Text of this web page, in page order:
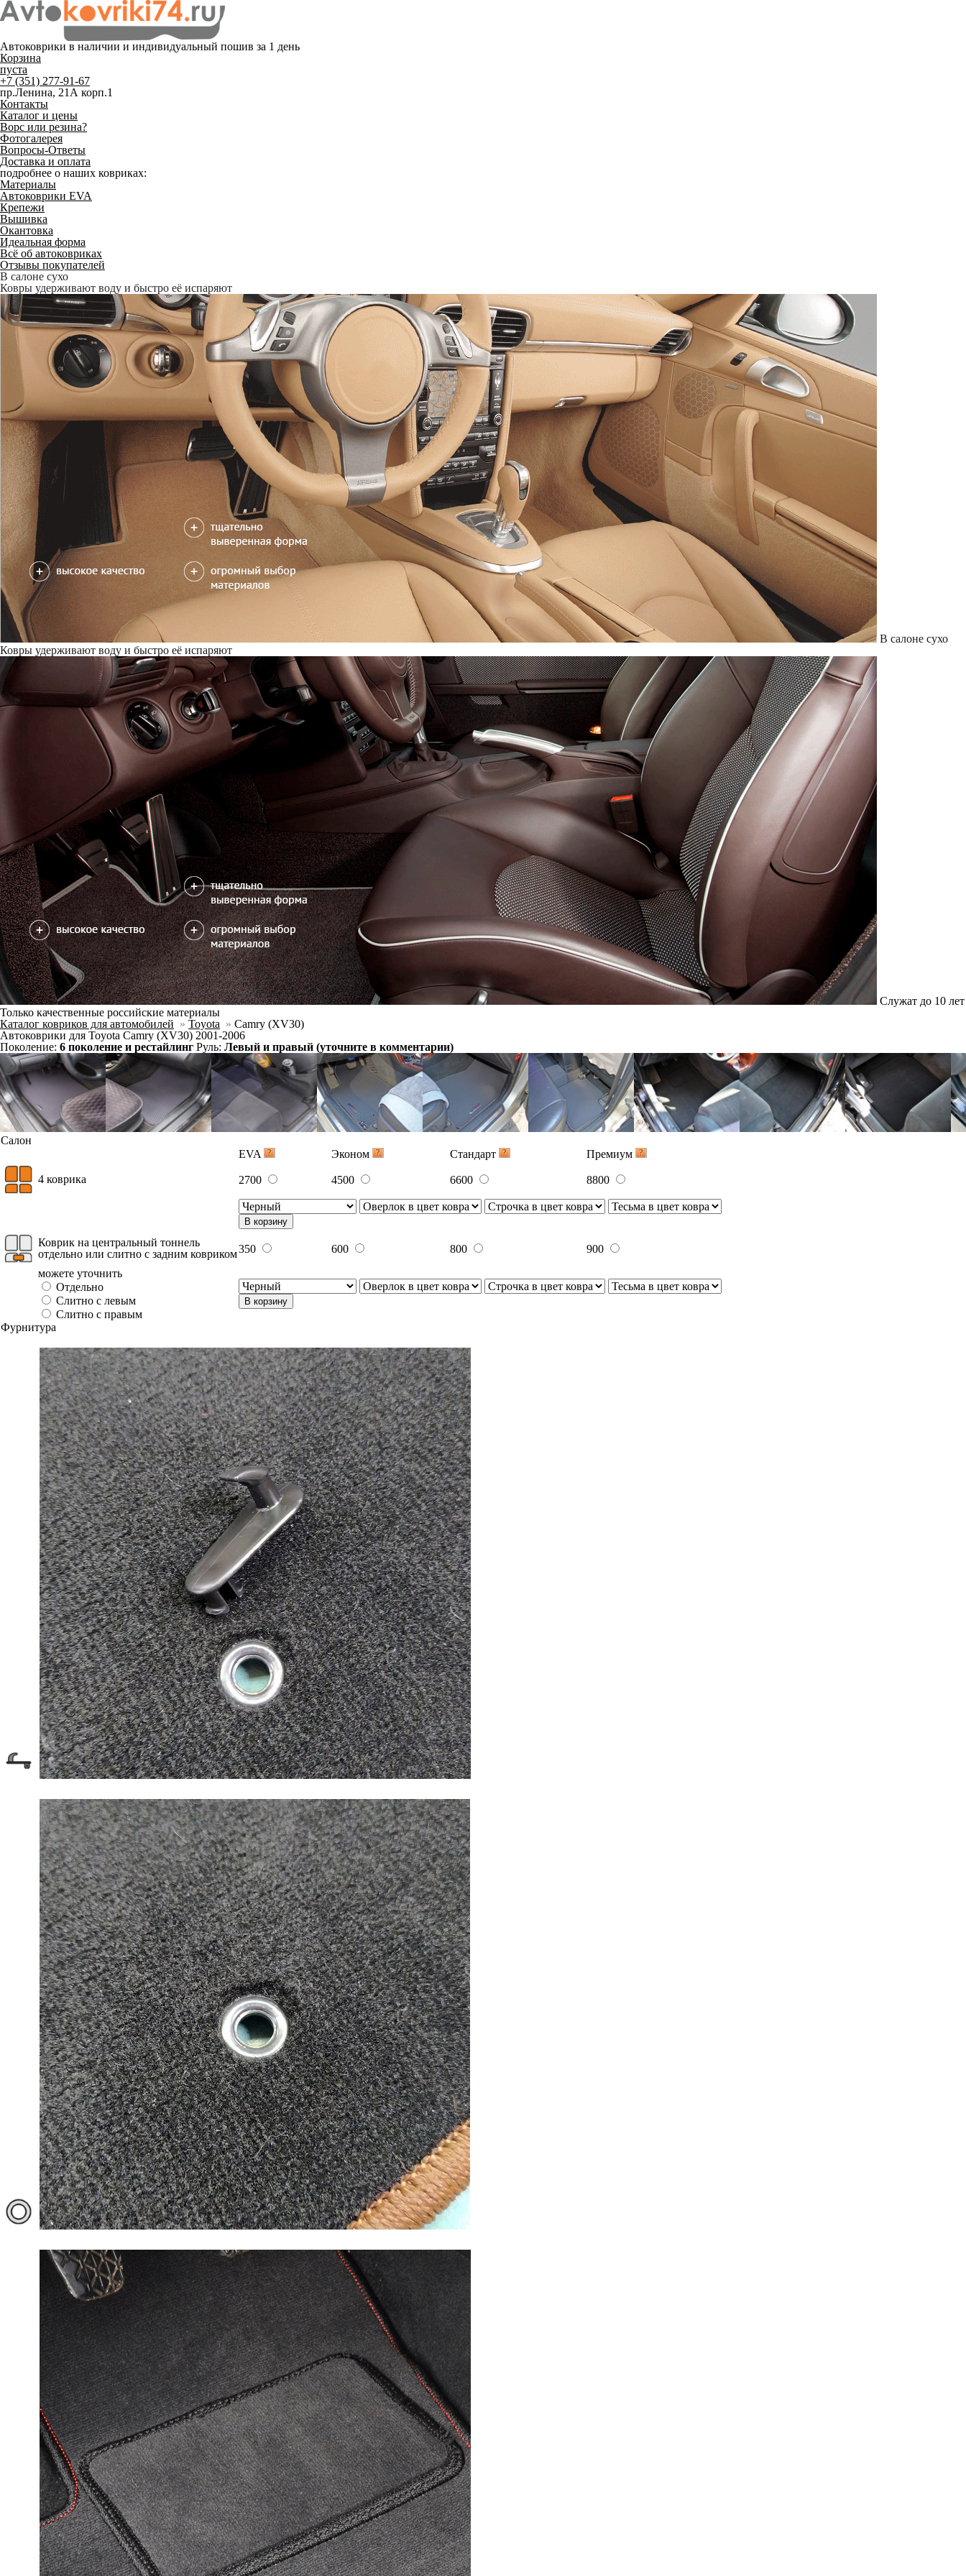
Автоковрики в наличии и индивидуальный пошив за 1 день
Корзина
пуста
+7 (351) 277-91-67
пр.Ленина, 21А корп.1
Контакты
Каталог и цены
Ворс или резина?
Фотогалерея
Вопросы-Ответы
Доставка и оплата
подробнее о наших ковриках:
Материалы
Автоковрики EVA
Крепежи
Вышивка
Окантовка
Идеальная форма
Всё об автоковриках
Отзывы покупателей
Служат до 10 лет
Только качественные российские материалы
Служат до 10 лет
Только качественные российские материалы
Каталог ковриков для автомобилей
» Toyota »
Camry (XV30)
Автоковрики для Toyota Camry (XV30) 2001-2006
Поколение:
6 поколение и рестайлинг Руль:Левый и правый (уточните в комментарии)
EVA
Эконом Стандарт Премиум
4 коврика 2700 6600
В корзину
Коврик на центральный тоннель
отдельно или слитно с задним ковриком350 600
900
можете уточнить
Отдельно
Слитно с левым
Слитно с правым
В корзину
Фурнитура